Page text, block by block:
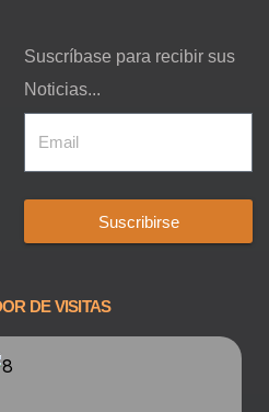
Suscríbase para recibir sus
Noticias...
Suscribirse
DE VISITAS